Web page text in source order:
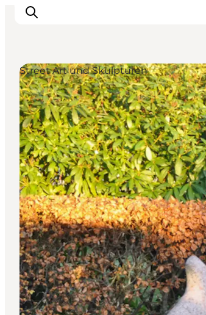
Unterkünfte
Gastronomie
Erlebnisse
Inselhüpfen
Outdoor
Kalender
Street Art und Skulpturen